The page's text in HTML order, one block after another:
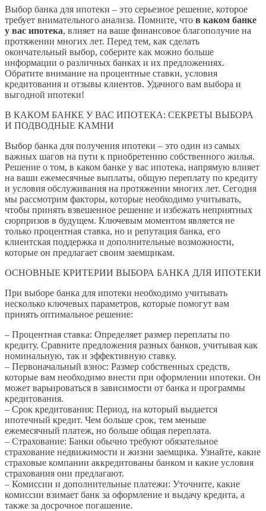
Выбор банка для ипотеки – это серьезное решение, которое
требует внимательного анализа. Помните, что в каком банке
у вас ипотека, влияет на ваше финансовое благополучие на
протяжении многих лет. Перед тем, как сделать
окончательный выбор, соберите как можно больше
информации о различных банках и их предложениях.
Обратите внимание на процентные ставки, условия
кредитования и отзывы клиентов. Удачного вам выбора и
выгодной ипотеки!
В КАКОМ БАНКЕ У ВАС ИПОТЕКА: СЕКРЕТЫ ВЫБОРА
И ПОДВОДНЫЕ КАМНИ
Выбор банка для получения ипотеки – это один из самых
важных шагов на пути к приобретению собственного жилья.
Решение о том, в каком банке у вас ипотека, напрямую влияет
на ваши ежемесячные выплаты, общую переплату по кредиту
и условия обслуживания на протяжении многих лет. Сегодня
мы рассмотрим факторы, которые необходимо учитывать,
чтобы принять взвешенное решение и избежать неприятных
сюрпризов в будущем. Ключевым моментом является не
только процентная ставка, но и репутация банка, его
клиентская поддержка и дополнительные возможности,
которые он предлагает своим заемщикам.
ОСНОВНЫЕ КРИТЕРИИ ВЫБОРА БАНКА ДЛЯ ИПОТЕКИ
При выборе банка для ипотеки необходимо учитывать
несколько ключевых параметров, которые помогут вам
принять оптимальное решение:
– Процентная ставка: Определяет размер переплаты по
кредиту. Сравните предложения разных банков, учитывая как
номинальную, так и эффективную ставку.
– Первоначальный взнос: Размер собственных средств,
которые вам необходимо внести при оформлении ипотеки. Он
может варьироваться в зависимости от банка и программы
кредитования.
– Срок кредитования: Период, на который выдается
ипотечный кредит. Чем больше срок, тем меньше
ежемесячный платеж, но больше общая переплата.
– Страхование: Банки обычно требуют обязательное
страхование недвижимости и жизни заемщика. Узнайте, какие
страховые компании аккредитованы банком и какие условия
страхования они предлагают.
– Комиссии и дополнительные платежи: Уточните, какие
комиссии взимает банк за оформление и выдачу кредита, а
также за досрочное погашение.